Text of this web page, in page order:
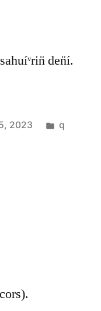
den̈í.
2023 q